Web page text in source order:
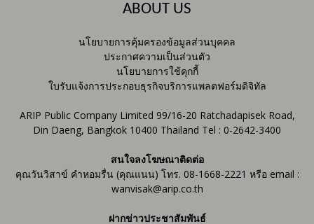
ABOUT US
นโยบายการคุ้มครองข้อมูลส่วนบุคคล
ประกาศความเป็นส่วนตัว
นโยบายการใช้คุกกี้
ใบรับแจ้งการประกอบธุรกิจบริการแพลตฟอร์มดิจิทัล
ARIP Public Company Limited 99/16-20 Ratchadapisek Road,
Din Daeng, Bangkok 10400 Thailand Tel : 0-2642-3400
สนใจลงโฆษณาติดต่อ
คุณวันวิสาข์ คำหอมรื่น (คุณแนน) โทร. 08-1668-2221 หรือ email :
wanvisak@arip.co.th
ฝากข่าวประชาสัมพันธ์